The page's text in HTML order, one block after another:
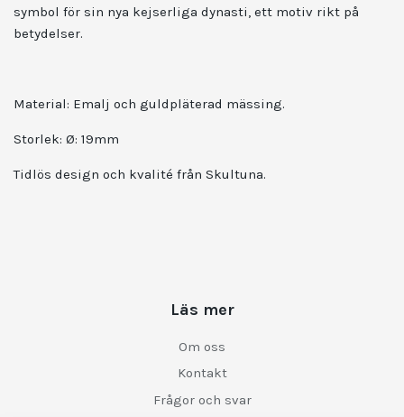
symbol för sin nya kejserliga dynasti, ett motiv rikt på
betydelser.
Material: Emalj och guldpläterad mässing.
Storlek: Ø: 19mm
Tidlös design och kvalité från Skultuna.
Läs mer
Om oss
Kontakt
Frågor och svar